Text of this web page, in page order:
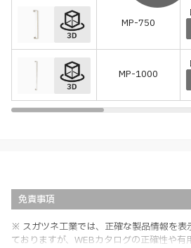
MP-750
MP-1000
免責事項
※ スガツネ工業では、正確な製品情報を表
ておりますが、WEBカタログの正確性や